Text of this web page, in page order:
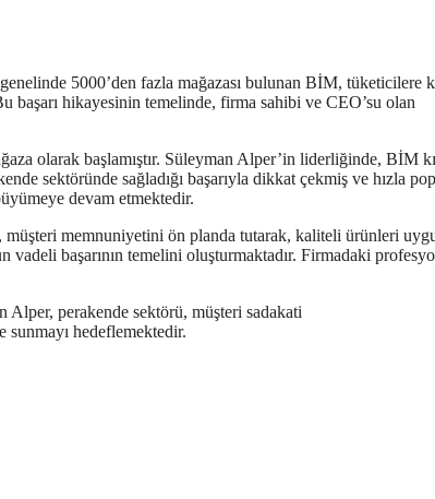
5000’den fazla mağazası bulunan BİM, tüketicilere
hikayesinin temelinde, firma sahibi ve CEO’su olan
olarak başlamıştır. Süleyman Alper’in liderliğinde, BİM
sektöründe sağladığı başarıyla dikkat çekmiş ve hızla
devam etmektedir.
memnuniyetini ön planda tutarak, kaliteli ürünleri
başarının temelini oluşturmaktadır. Firmadaki
perakende sektörü, müşteri sadakati
hedeflemektedir.